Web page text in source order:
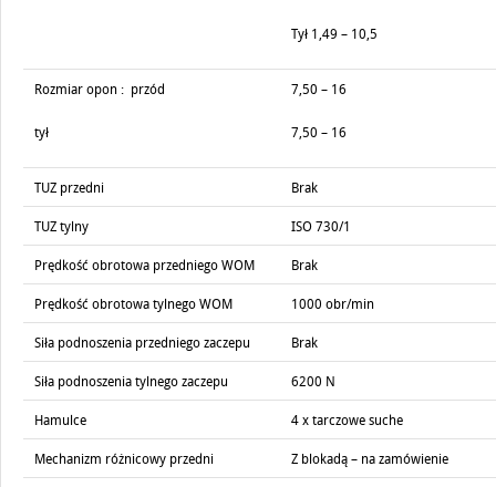
Tył 1,49 – 10,5
Rozmiar opon : przód
tył
7,50 – 16
7,50 – 16
TUZ przedni Brak
TUZ tylny ISO 730/1
Prędkość obrotowa przedniego WOM Brak
Prędkość obrotowa tylnego WOM 1000 obr/min
Siła podnoszenia przedniego zaczepu Brak
Siła podnoszenia tylnego zaczepu 6200 N
Hamulce 4 x tarczowe suche
Mechanizm różnicowy przedni Z blokadą – na zamówienie